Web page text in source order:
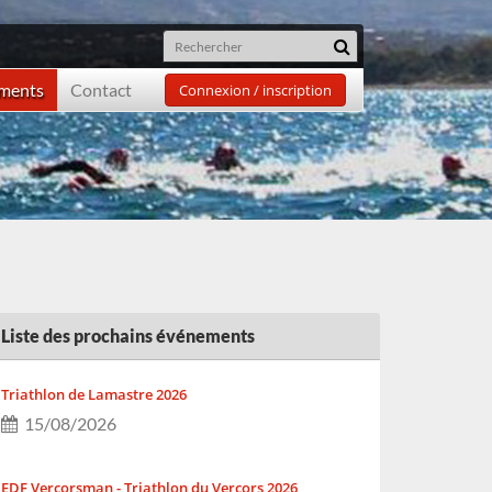
Contact Connexion / inscription
Liste des prochains événements
Triathlon de Lamastre 2026
15/08/2026
EDF Vercorsman - Triathlon du Vercors 2026